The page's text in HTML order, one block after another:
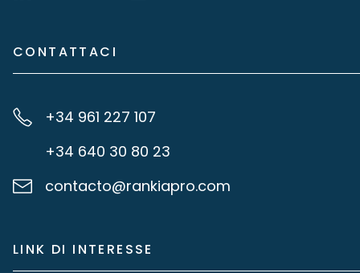
CONTATTACI
+34 961 227 107
+34 640 30 80 23
contacto@rankiapro.com
LINK DI INTERESSE